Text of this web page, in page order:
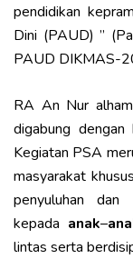
pendidikan
Dini (PAUD) ”
PAUD DIKMAS-
RA An Nur
digabung
Kegiatan PSA
masyarakat
penyuluhan dan
kepada anak–
lintas serta